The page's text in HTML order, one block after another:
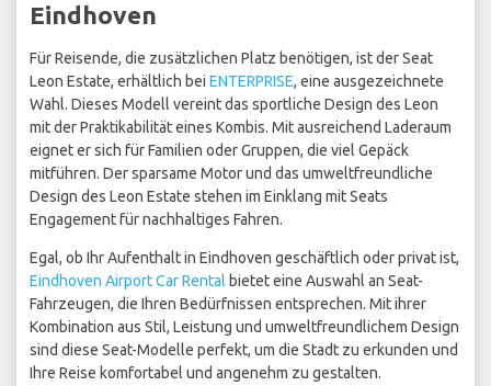
Eindhoven
Für Reisende, die zusätzlichen Platz benötigen, ist der Seat
Leon Estate, erhältlich bei ENTERPRISE, eine ausgezeichnete
Wahl. Dieses Modell vereint das sportliche Design des Leon
mit der Praktikabilität eines Kombis. Mit ausreichend Laderaum
eignet er sich für Familien oder Gruppen, die viel Gepäck
mitführen. Der sparsame Motor und das umweltfreundliche
Design des Leon Estate stehen im Einklang mit Seats
Engagement für nachhaltiges Fahren.
Egal, ob Ihr Aufenthalt in Eindhoven geschäftlich oder privat ist,
Eindhoven Airport Car Rental bietet eine Auswahl an Seat-
Fahrzeugen, die Ihren Bedürfnissen entsprechen. Mit ihrer
Kombination aus Stil, Leistung und umweltfreundlichem Design
sind diese Seat-Modelle perfekt, um die Stadt zu erkunden und
Ihre Reise komfortabel und angenehm zu gestalten.